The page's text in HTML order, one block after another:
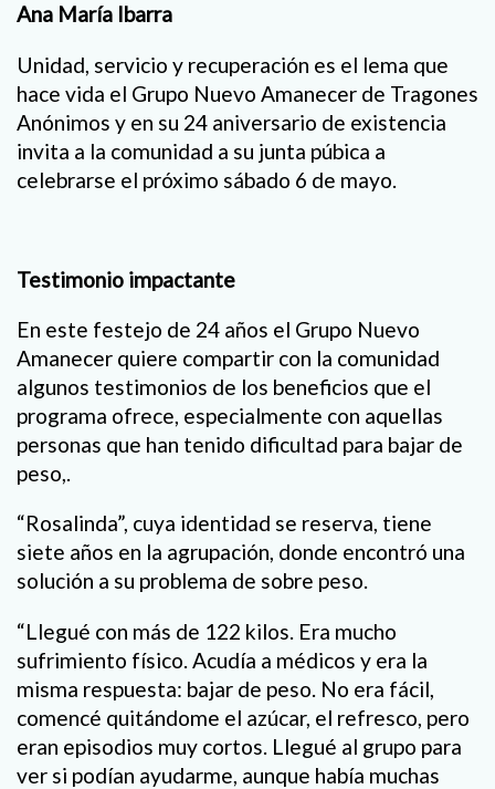
Ana María Ibarra
Unidad, servicio y recuperación es el lema que
hace vida el Grupo Nuevo Amanecer de Tragones
Anónimos y en su 24 aniversario de existencia
invita a la comunidad a su junta púbica a
celebrarse el próximo sábado 6 de mayo.
Testimonio impactante
En este festejo de 24 años el Grupo Nuevo
Amanecer quiere compartir con la comunidad
algunos testimonios de los beneficios que el
programa ofrece, especialmente con aquellas
personas que han tenido dificultad para bajar de
peso,.
“Rosalinda”, cuya identidad se reserva, tiene
siete años en la agrupación, donde encontró una
solución a su problema de sobre peso.
“Llegué con más de 122 kilos. Era mucho
sufrimiento físico. Acudía a médicos y era la
misma respuesta: bajar de peso. No era fácil,
comencé quitándome el azúcar, el refresco, pero
eran episodios muy cortos. Llegué al grupo para
ver si podían ayudarme, aunque había muchas